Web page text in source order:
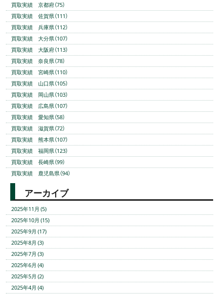
買取実績 京都府（75）
買取実績 佐賀県（111）
買取実績 兵庫県（112）
買取実績 大分県（107）
買取実績 大阪府（113）
買取実績 奈良県（78）
買取実績 宮崎県（110）
買取実績 山口県（105）
買取実績 岡山県（103）
買取実績 広島県（107）
買取実績 愛知県（58）
買取実績 滋賀県（72）
買取実績 熊本県（107）
買取実績 福岡県（123）
買取実績 長崎県（99）
買取実績 鹿児島県（94）
アーカイブ
2025年11月 (5)
2025年10月 (15)
2025年9月 (17)
2025年8月 (3)
2025年7月 (3)
2025年6月 (4)
2025年5月 (2)
2025年4月 (4)